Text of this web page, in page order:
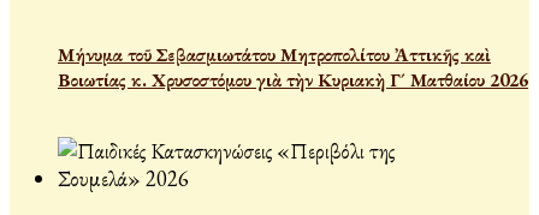
Μήνυμα τοῦ Σεβασμιωτάτου Μητροπολίτου Ἀττικῆς καὶ
Βοιωτίας κ. Χρυσοστόμου γιὰ τὴν Κυριακὴ Γ´ Ματθαίου 2026